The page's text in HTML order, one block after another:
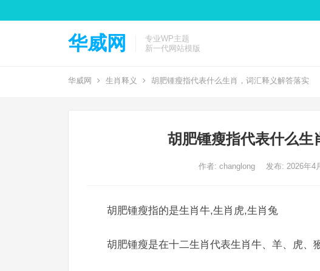
华威网
专业WP主题
新一代网站模版
华威网 生肖释义 胡肥锺瘦指代表什么生肖，词汇释义解答落实
胡肥锺瘦指代表什么生
作者: changlong 发布: 2026年4
胡肥锺瘦指的是生肖牛,生肖虎,生肖兔
胡肥锺瘦是在十二生肖代表生肖牛、羊、虎、